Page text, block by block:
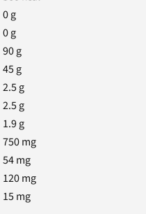
0g
0g
90g
45g
2.5g
2.5g
1.9g
750mg
54mg
120mg
15mg